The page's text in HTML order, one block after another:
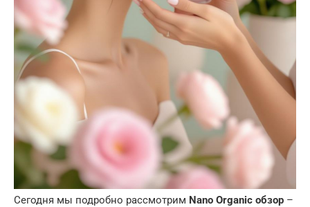
Сегодня мы подробно рассмотрим Nano Organic обзор –